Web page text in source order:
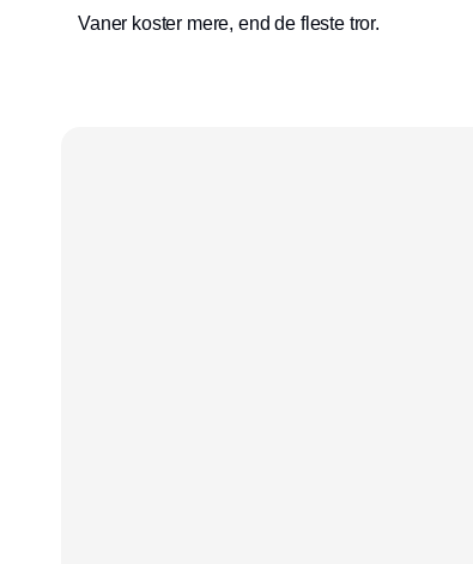
Vaner koster mere, end de fleste tror.